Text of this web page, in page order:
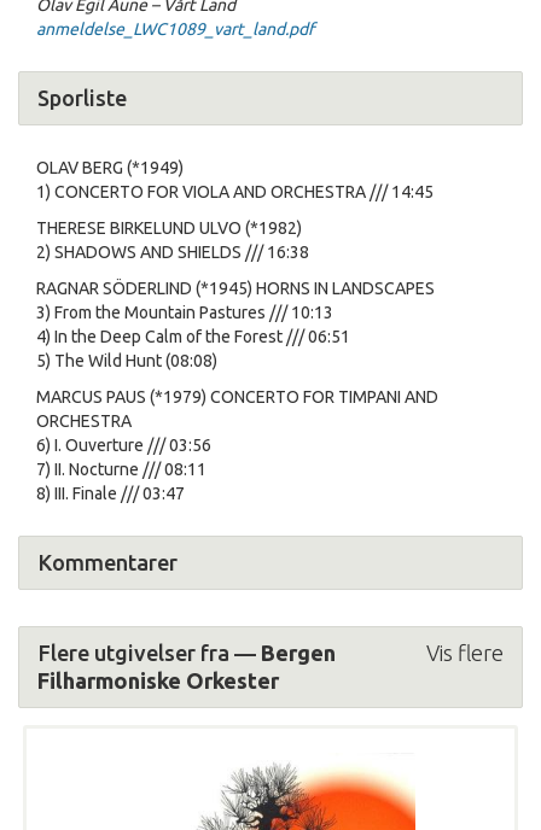
Olav Egil Aune – Vårt Land
anmeldelse_LWC1089_vart_land.pdf
Sporliste
OLAV BERG (*1949)
1) CONCERTO FOR VIOLA AND ORCHESTRA /// 14:45
THERESE BIRKELUND ULVO (*1982)
2) SHADOWS AND SHIELDS /// 16:38
RAGNAR SÖDERLIND (*1945) HORNS IN LANDSCAPES
3) From the Mountain Pastures /// 10:13
4) In the Deep Calm of the Forest /// 06:51
5) The Wild Hunt (08:08)
MARCUS PAUS (*1979) CONCERTO FOR TIMPANI AND
ORCHESTRA
6) I. Ouverture /// 03:56
7) II. Nocturne /// 08:11
8) III. Finale /// 03:47
Kommentarer
Flere utgivelser fra — Vis flere
Bergen
Filharmoniske Orkester